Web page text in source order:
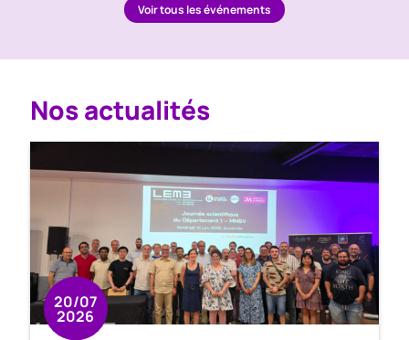
Voir tous les événements
Nos actualités
20/07
2026